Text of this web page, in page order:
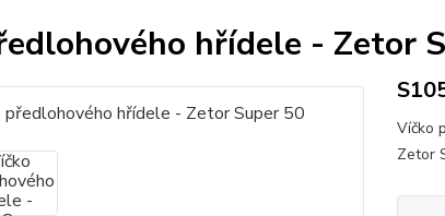
hřídele - Zetor
Víčko
Zetor